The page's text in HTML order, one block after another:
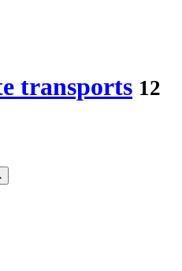
transports 12